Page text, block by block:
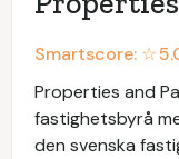
Smartscore: ☆
Properties and
fastighetsbyrå
den svenska